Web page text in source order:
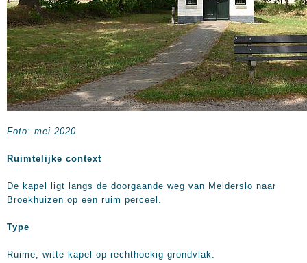
Foto: mei 2020
Ruimtelijke context
De kapel ligt langs de doorgaande weg van Melderslo naar
Broekhuizen op een ruim perceel.
Type
Ruime, witte kapel op rechthoekig grondvlak.